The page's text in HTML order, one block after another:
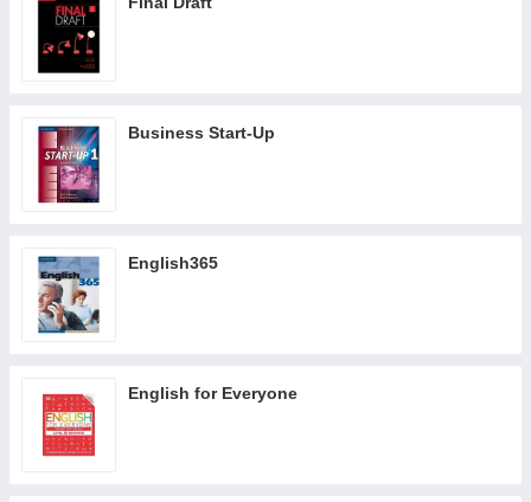
Business Start-Up
English365
English for Everyone